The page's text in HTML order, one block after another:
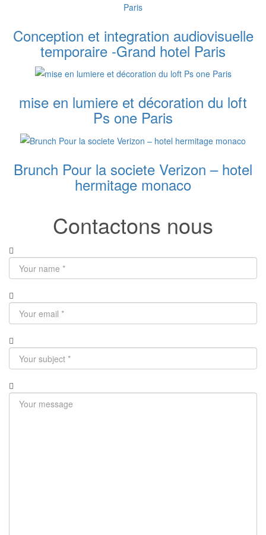
Conception et integration audiovisuelle
temporaire -Grand hotel Paris
mise en lumiere et décoration du loft
Ps one Paris
Brunch Pour la societe Verizon – hotel
hermitage monaco
Contactons nous